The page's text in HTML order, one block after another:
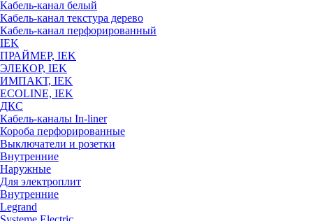
Кабель-канал белый
Кабель-канал текстура дерево
Кабель-канал перфорированный
IEK
ПРАЙМЕР, IEK
ЭЛЕКОР, IEK
ИМПАКТ, IEK
ECOLINE, IEK
ДКС
Кабель-каналы In-liner
Короба перфорированные
Выключатели и розетки
Внутренние
Наружные
Для электроплит
Внутренние
Legrand